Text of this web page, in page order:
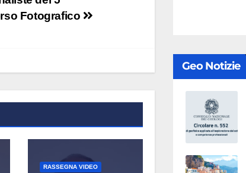
Fotografico
RASSEGNA VIDEO
Geo Notizie